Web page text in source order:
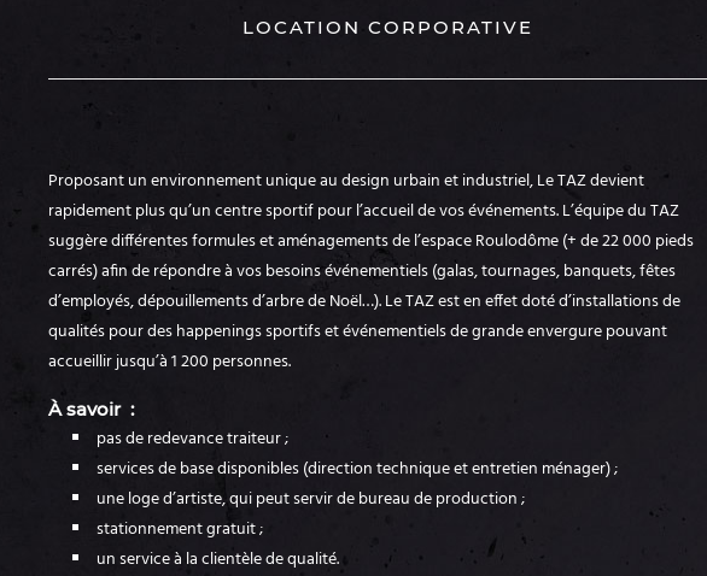
LOCATION CORPORATIVE
Proposant un environnement unique au design urbain et industriel, Le TAZ devient
rapidement plus qu’un centre sportif pour l’accueil de vos événements. L’équipe du TAZ
suggère différentes formules et aménagements de l’espace Roulodôme (+ de 22 000 pieds
carrés) afin de répondre à vos besoins événementiels (galas, tournages, banquets, fêtes
d’employés, dépouillements d’arbre de Noël…). Le TAZ est en effet doté d’installations de
qualités pour des happenings sportifs et événementiels de grande envergure pouvant
accueillir jusqu’à 1 200 personnes.
À savoir :
pas de redevance traiteur ;
services de base disponibles (direction technique et entretien ménager) ;
une loge d’artiste, qui peut servir de bureau de production ;
stationnement gratuit ;
un service à la clientèle de qualité.